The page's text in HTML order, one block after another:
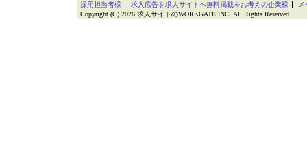
採用担当者様 求人広告を求人サイトへ無料掲載をお考えの企業様
Copyright (C) 2026 求人サイトのWORKGATE INC. All Rights Reserved.